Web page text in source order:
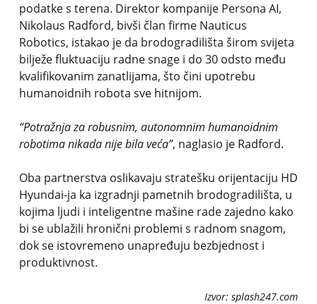
podatke s terena. Direktor kompanije Persona AI,
Nikolaus Radford, bivši član firme Nauticus
Robotics, istakao je da brodogradilišta širom svijeta
bilježe fluktuaciju radne snage i do 30 odsto među
kvalifikovanim zanatlijama, što čini upotrebu
humanoidnih robota sve hitnijom.
“Potražnja za robusnim, autonomnim humanoidnim
robotima nikada nije bila veća”, naglasio je Radford.
Oba partnerstva oslikavaju stratešku orijentaciju HD
Hyundai-ja ka izgradnji pametnih brodogradilišta, u
kojima ljudi i inteligentne mašine rade zajedno kako
bi se ublažili hronični problemi s radnom snagom,
dok se istovremeno unapređuju bezbjednost i
produktivnost.
Izvor: splash247.com